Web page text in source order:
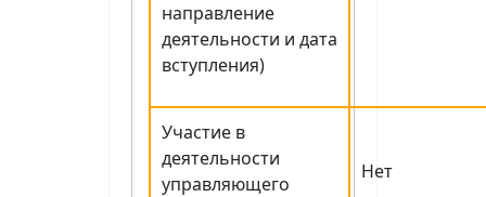
направление
деятельности и дата
вступления)
Участие в
деятельности
управляющего
Нет